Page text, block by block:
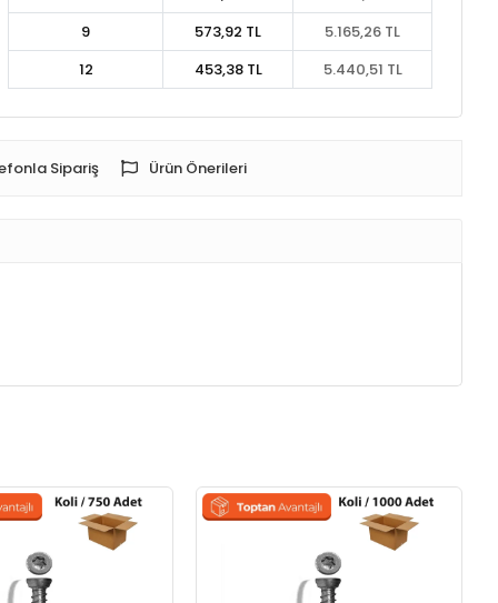
9
573,92 TL
5.165,26 TL
12
453,38 TL 5.440,51 TL
Sipariş Ürün Önerileri